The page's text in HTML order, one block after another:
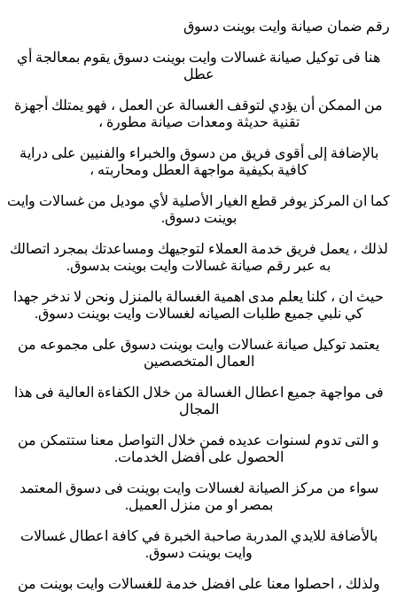
رقم ضمان صيانة وايت بوينت دسوق
هنا فى توكيل صيانة غسالات وايت بوينت دسوق يقوم بمعالجة أي
عطل
من الممكن أن يؤدي لتوقف الغسالة عن العمل ، فهو يمتلك أجهزة
تقنية حديثة ومعدات صيانة مطورة ،
بالإضافة إلى أقوى فريق من دسوق والخبراء والفنيين على دراية
كافية بكيفية مواجهة العطل ومحاربته ،
كما ان المركز يوفر قطع الغيار الأصلية لأي موديل من غسالات وايت
بوينت دسوق.
لذلك ، يعمل فريق خدمة العملاء لتوجيهك ومساعدتك بمجرد اتصالك
به عبر رقم صيانة غسالات وايت بوينت بدسوق.
حيث ان ، كلنا يعلم مدى اهمية الغسالة بالمنزل ونحن لا ندخر جهدا
كي نلبي جميع طلبات الصيانه لغسالات وايت بوينت دسوق.
يعتمد توكيل صيانة غسالات وايت بوينت دسوق على مجموعه من
العمال المتخصصين
فى مواجهة جميع اعطال الغسالة من خلال الكفاءة العالية فى هذا
المجال
و التى تدوم لسنوات عديده فمن خلال التواصل معنا ستتمكن من
الحصول على أفضل الخدمات.
سواء من مركز الصيانة لغسالات وايت بوينت فى دسوق المعتمد
بمصر او من منزل العميل.
بالأضافة للايدي المدربة صاحبة الخبرة في كافة اعطال غسالات
وايت بوينت دسوق.
ولذلك ، احصلوا معنا على افضل خدمة للغسالات وايت بوينت من